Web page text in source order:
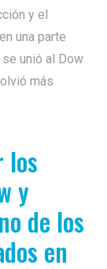
y el
una parte
unió al Dow
más
los
y
de los
en